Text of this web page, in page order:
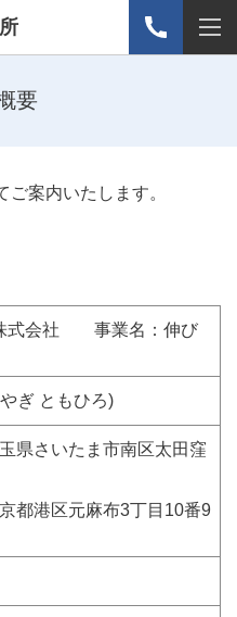
要
案内いたします。
式会社 事業名：伸び
ぎ ともひろ)
県さいたま市南区太田窪
都港区元麻布3丁目10番9